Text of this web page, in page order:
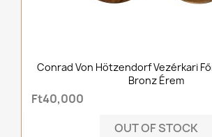
Conrad Von Hötzendorf Vezérkari
Bronz Érem
Ft40,000
OUT OF STOCK